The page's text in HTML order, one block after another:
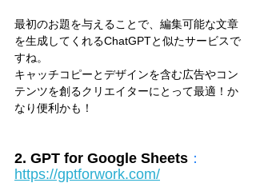
最初のお題を与えることで、編集可能な文章
を生成してくれるChatGPTと似たサービスで
すね。
キャッチコピーとデザインを含む広告やコン
テンツを創るクリエイターにとって最適！か
なり便利かも！
2. GPT for Google Sheets ：
https://gptforwork.com/